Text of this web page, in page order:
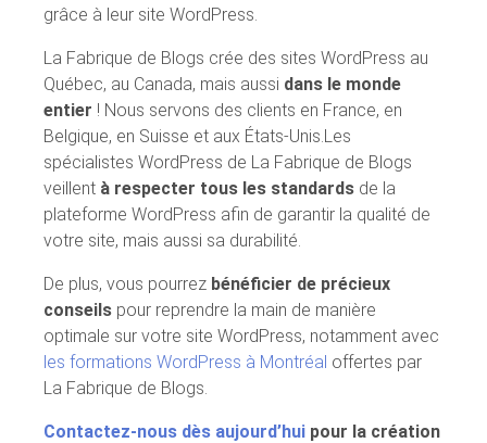
grâce à leur site WordPress.
La Fabrique de Blogs crée des sites WordPress au
Québec, au Canada, mais aussi dans le monde
entier ! Nous servons des clients en France, en
Belgique, en Suisse et aux États-Unis.Les
spécialistes WordPress de La Fabrique de Blogs
veillent à respecter tous les standards de la
plateforme WordPress afin de garantir la qualité de
votre site, mais aussi sa durabilité.
De plus, vous pourrez bénéficier de précieux
conseils pour reprendre la main de manière
optimale sur votre site WordPress, notamment avec
les formations WordPress à Montréal offertes par
La Fabrique de Blogs.
Contactez-nous dès aujourd’hui pour la création